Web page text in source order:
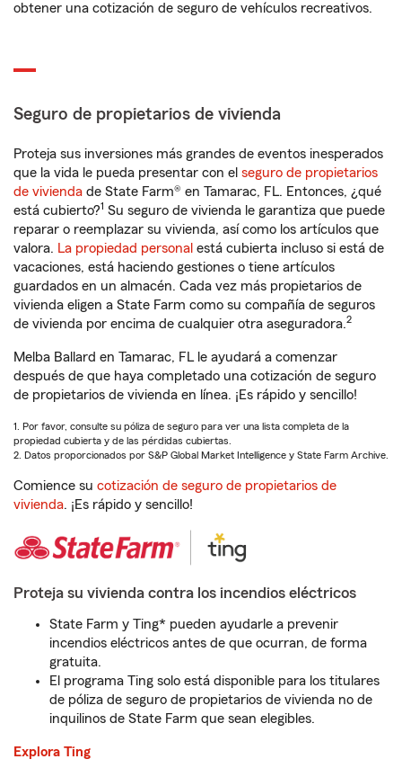
obtener una cotización de seguro de vehículos recreativos.
Seguro de propietarios de vivienda
Proteja sus inversiones más grandes de eventos inesperados
que la vida le pueda presentar con el seguro de propietarios
de vivienda de State Farm® en Tamarac, FL. Entonces, ¿qué
está cubierto?1 Su seguro de vivienda le garantiza que puede
reparar o reemplazar su vivienda, así como los artículos que
valora. La propiedad personal está cubierta incluso si está de
vacaciones, está haciendo gestiones o tiene artículos
guardados en un almacén. Cada vez más propietarios de
vivienda eligen a State Farm como su compañía de seguros
de vivienda por encima de cualquier otra aseguradora.2
Melba Ballard en Tamarac, FL le ayudará a comenzar
después de que haya completado una cotización de seguro
de propietarios de vivienda en línea. ¡Es rápido y sencillo!
1. Por favor, consulte su póliza de seguro para ver una lista completa de la
propiedad cubierta y de las pérdidas cubiertas.
2. Datos proporcionados por S&P Global Market Intelligence y State Farm Archive.
Comience su cotización de seguro de propietarios de
vivienda. ¡Es rápido y sencillo!
Proteja su vivienda contra los incendios eléctricos
State Farm y Ting* pueden ayudarle a prevenir
incendios eléctricos antes de que ocurran, de forma
gratuita.
El programa Ting solo está disponible para los titulares
de póliza de seguro de propietarios de vivienda no de
inquilinos de State Farm que sean elegibles.
Explora Ting